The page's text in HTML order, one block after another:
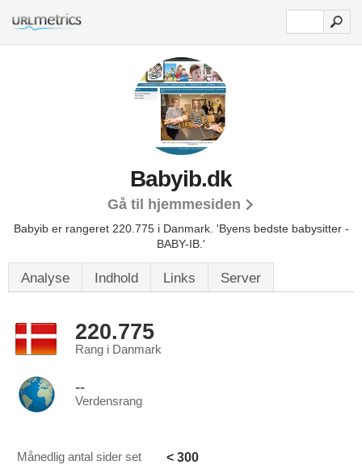
Babyib.dk
Gå til hjemmesiden
Babyib er rangeret 220.775 i Danmark. 'Byens bedste babysitter -
BABY-IB.'
Analyse Indhold Links Server
220.775
Rang i Danmark
--
Verdensrang
Månedlig antal sider set < 300